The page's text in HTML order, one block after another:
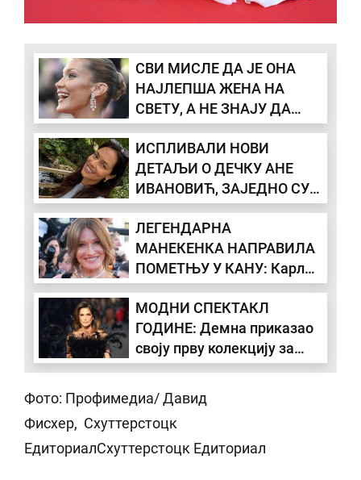
СВИ МИСЛЕ ДА ЈЕ ОНА
НАЈЛЕПША ЖЕНА НА
СВЕТУ, А НЕ ЗНАЈУ ДА
ПАТИ ОД НЕИЗЛЕЧИВЕ
БОЛЕСТИ: Манекенка има
мајку из пакла која ју је
терала да у 14. ради
пластичне операције!
ИСПЛИВАЛИ НОВИ
ДЕТАЉИ О ДЕЧКУ АНЕ
ИВАНОВИЋ, ЗАЈЕДНО СУ
ВЕЋ - 6 МЕСЕЦИ: "Решила
да га не доводи у Србију"
ЛЕГЕНДАРНА
МАНЕКЕНКА НАПРАВИЛА
ПОМЕТЊУ У КАНУ: Карла
Бруни обукла креацију за
какву мало ко има
храбрости! (ФОТО)
МОДНИ СПЕКТАКЛ
ГОДИНЕ: Демна приказао
своју прву колекцију за
Гучи, Синди Крафорд и
(ФОТО, ВИДЕО)
Фото: Профимедиа/ Давид
Фисхер, Схуттерстоцк
ЕдиториалСхуттерстоцк Едиториал